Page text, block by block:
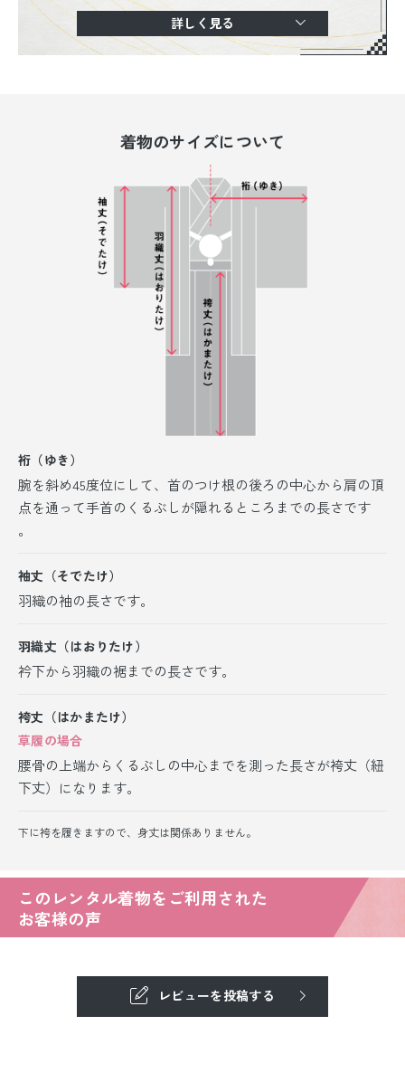
詳しく見る
着物のサイズについて
裄（ゆき）
腕を斜め45度位にして、首のつけ根の後ろの中心から肩の頂
点を通って手首のくるぶしが隠れるところまでの長さです
。
袖丈（そでたけ）
羽織の袖の長さです。
羽織丈（はおりたけ）
衿下から羽織の裾までの長さです。
袴丈（はかまたけ）
草履の場合
腰骨の上端からくるぶしの中心までを測った長さが袴丈（紐
下丈）になります。
下に袴を履きますので、身丈は関係ありません。
このレンタル着物をご利用された
お客様の声
レビューを投稿する